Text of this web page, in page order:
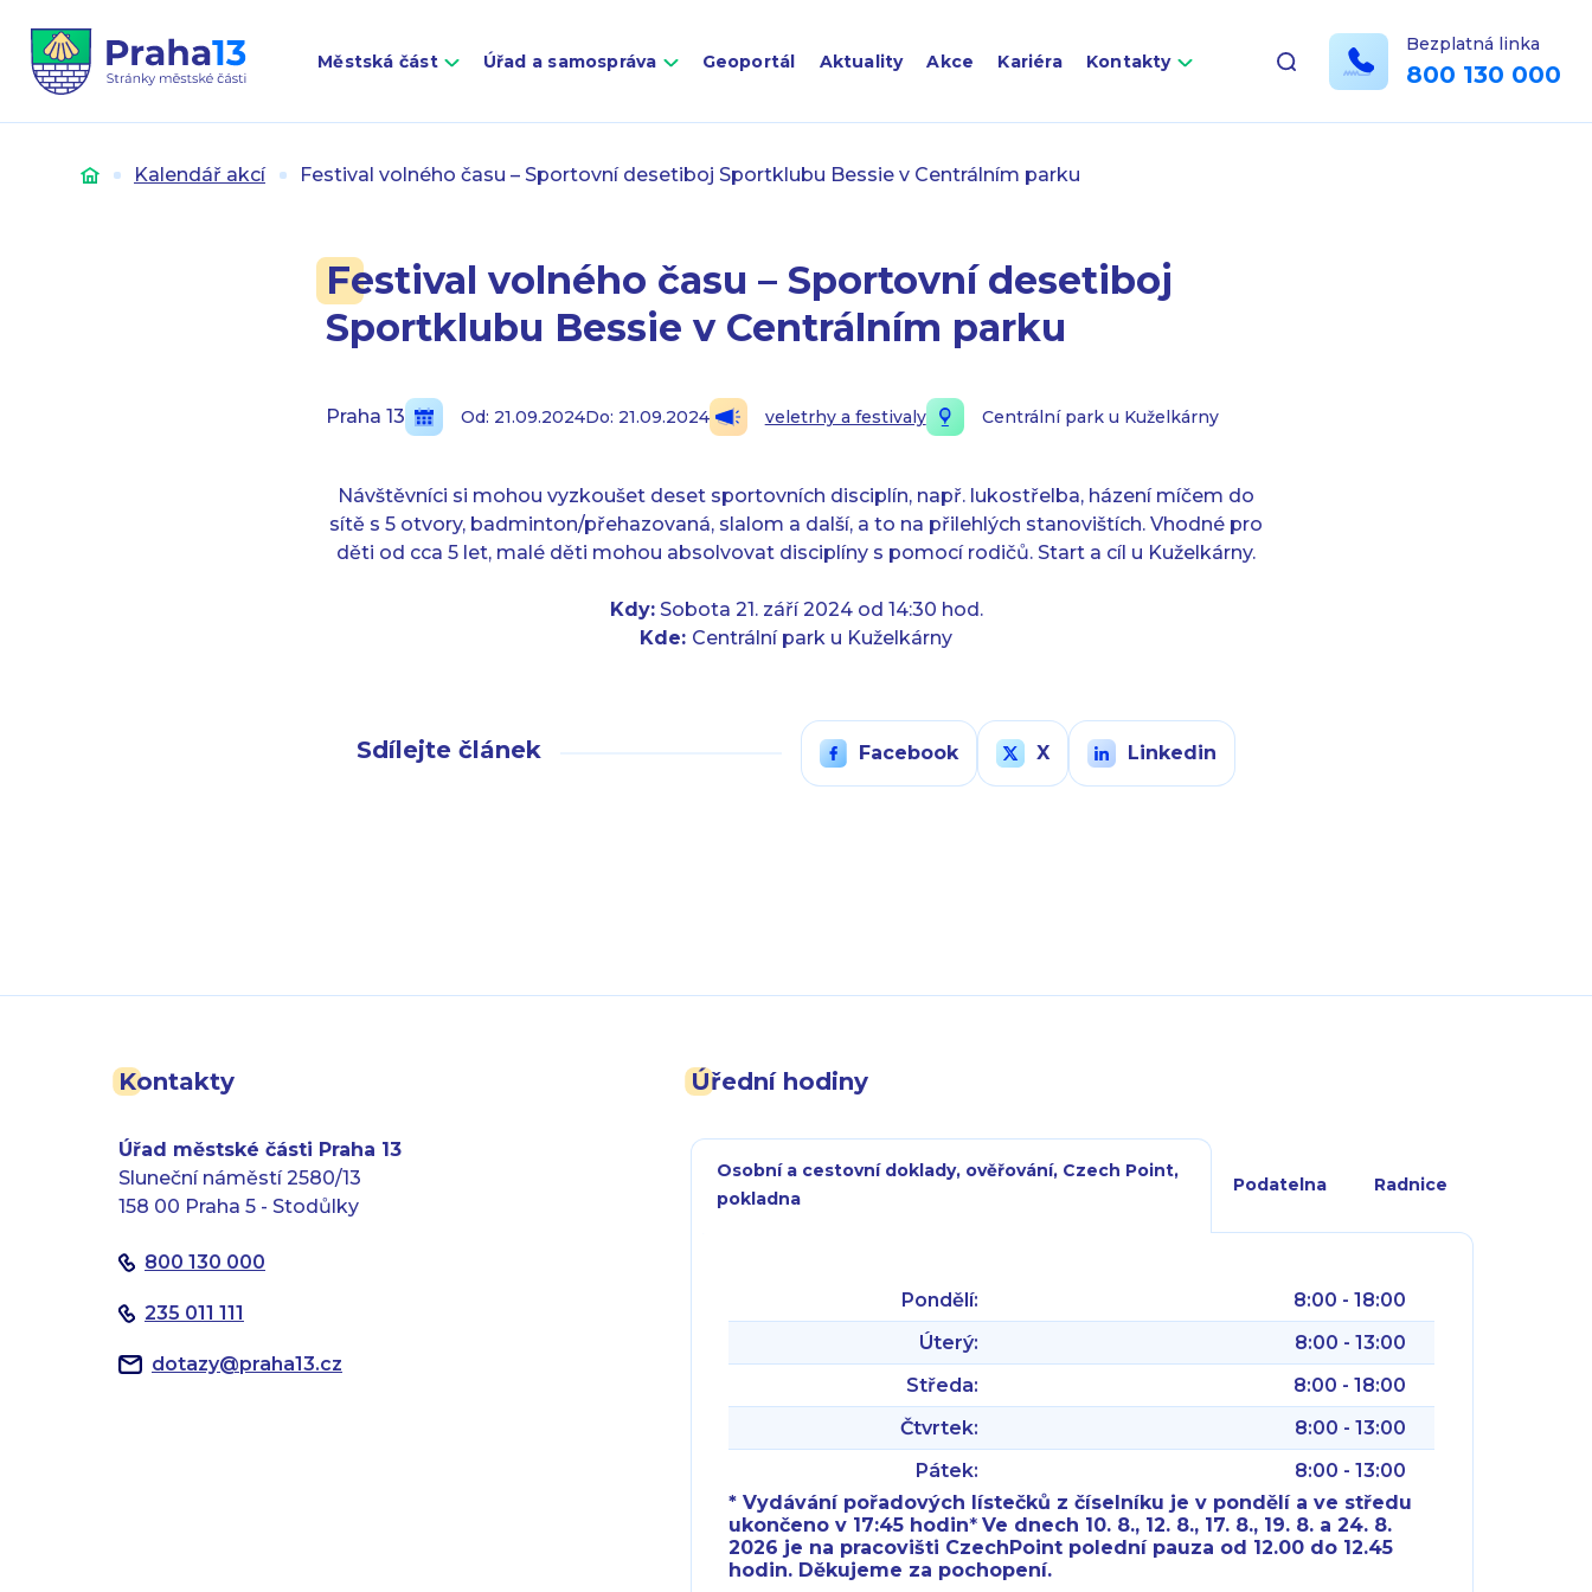
Městská část Úřad a samospráva Geoportál Aktuality Akce Kariéra Kontakty
Bezplatná linka
800 130 000
Úvod Kalendář akcí Festival volného času – Sportovní desetiboj Sportklubu Bessie v Centrálním parku
Festival volného času – Sportovní desetiboj
Sportklubu Bessie v Centrálním parku
Praha 13 Od: 21.09.2024Do: 21.09.2024 veletrhy a festivaly Centrální park u Kuželkárny
Návštěvníci si mohou vyzkoušet deset sportovních disciplín, např. lukostřelba, házení míčem do
sítě s 5 otvory, badminton/přehazovaná, slalom a další, a to na přilehlých stanovištích. Vhodné pro
děti od cca 5 let, malé děti mohou absolvovat disciplíny s pomocí rodičů. Start a cíl u Kuželkárny.
Kdy:Sobota 21. září 2024 od 14:30 hod.
Kde: Centrální park u Kuželkárny
Sdílejte článek Facebook X Linkedin
Kontakty
Úřad městské části Praha 13
Sluneční náměstí 2580/13
158 00 Praha 5 - Stodůlky
800 130 000
235 011 111
dotazy@praha13.cz
Úřední hodiny
Osobní a cestovní doklady, ověřování, Czech Point,
pokladna
Podatelna Radnice
Pondělí:
8:00 - 18:00
Úterý:
8:00 - 13:00
Středa:
8:00 - 18:00
Čtvrtek:
8:00 - 13:00
Pátek:
8:00 - 13:00
* Vydávání pořadových lístečků z číselníku je v pondělí a ve středu
ukončeno v 17:45 hodin*Ve dnech 10. 8., 12. 8., 17. 8., 19. 8. a 24. 8.
2026 je na pracovišti CzechPoint polední pauza od 12.00 do 12.45
hodin. Děkujeme za pochopení.